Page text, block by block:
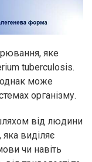
яке
tuberculosis.
однак може
організму.
від людини
виділяє
чи навіть